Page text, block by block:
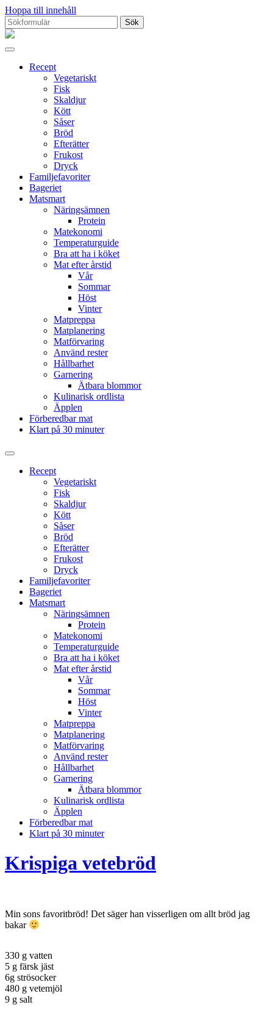
Hoppa till innehåll
Sök
efter:Proppmätt
Recept
Vegetariskt
Fisk
Skaldjur
Kött
Såser
Bröd
Efterätter
Frukost
Dryck
Familjefavoriter
Bageriet
Matsmart
Näringsämnen
Protein
Matekonomi
Temperaturguide
Bra att ha i köket
Mat efter årstid
Vår
Sommar
Höst
Vinter
Matpreppa
Matplanering
Matförvaring
Använd rester
Hållbarhet
Garnering
Ätbara blommor
Kulinarisk ordlista
Äpplen
Förberedbar mat
Klart på 30 minuter
Slå
sökfältRecept
Vegetariskt
Fisk
Skaldjur
Kött
Såser
Bröd
Efterätter
Frukost
Dryck
Familjefavoriter
Bageriet
Matsmart
Näringsämnen
Protein
Matekonomi
Temperaturguide
Bra att ha i köket
Mat efter årstid
Vår
Sommar
Höst
Vinter
Matpreppa
Matplanering
Matförvaring
Använd rester
Hållbarhet
Garnering
Ätbara blommor
Kulinarisk ordlista
Äpplen
Förberedbar mat
Klart på 30 minuter
Krispiga vetebröd
Min sons favoritbröd! Det säger han visserligen om allt bröd jag
bakar
330 g vatten
5 g färsk jäst
6g strösocker
480 g vetemjöl
9 g salt